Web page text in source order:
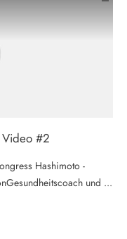
#2
Hashimoto -
und ...